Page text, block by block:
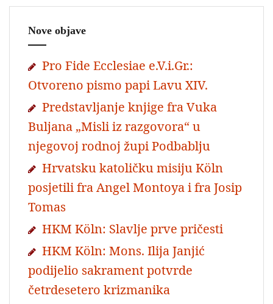
Nove objave
Pro Fide Ecclesiae e.V.i.Gr.:
Otvoreno pismo papi Lavu XIV.
Predstavljanje knjige fra Vuka
Buljana „Misli iz razgovora“ u
njegovoj rodnoj župi Podbablju
Hrvatsku katoličku misiju Köln
posjetili fra Angel Montoya i fra Josip
Tomas
HKM Köln: Slavlje prve pričesti
HKM Köln: Mons. Ilija Janjić
podijelio sakrament potvrde
četrdesetero krizmanika